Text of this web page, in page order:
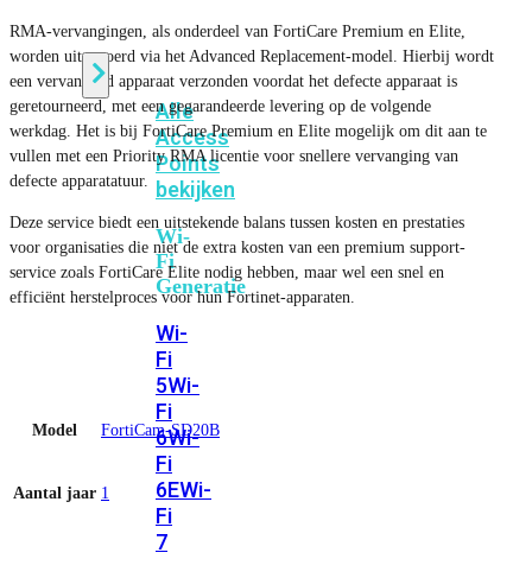
WiFi
Alle
Access
Points
bekijken
Wi-
Fi
Generatie
Wi-
Fi
5Wi-
Fi
6Wi-
Fi
6EWi-
Fi
7
RMA-vervangingen, als onderdeel van FortiCare Premium en Elite,
worden uitgevoerd via het Advanced Replacement-model. Hierbij wordt
een vervangend apparaat verzonden voordat het defecte apparaat is
geretourneerd, met een gegarandeerde levering op de volgende
werkdag. Het is bij FortiCare Premium en Elite mogelijk om dit aan te
vullen met een Priority RMA licentie voor snellere vervanging van
defecte apparatatuur.
Deze service biedt een uitstekende balans tussen kosten en prestaties
voor organisaties die niet de extra kosten van een premium support-
service zoals FortiCare Elite nodig hebben, maar wel een snel en
efficiënt herstelproces voor hun Fortinet-apparaten.
Model FortiCam-SD20B
Aantal jaar 1